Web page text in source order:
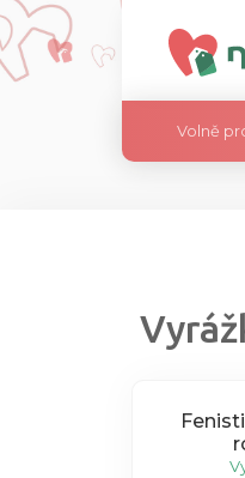
Volně